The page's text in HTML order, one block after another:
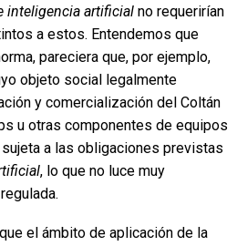
inteligencia artificial no requerirían
a estos. Entendemos que
pareciera que, por ejemplo,
objeto social legalmente
y comercialización del Coltán
u otras componentes de equipos
a las obligaciones previstas
, lo que no luce muy
el ámbito de aplicación de la